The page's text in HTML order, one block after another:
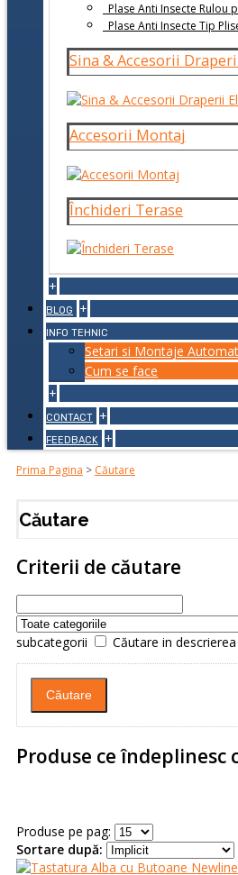
Plase Anti Insecte Rulou
Plase Anti Insecte Tip
Sina & Accesorii
Accesorii Montaj
Închideri Terase
+
BLOG +
INFO TEHNIC
Setari si Montaje
Cum se face
+
CONTACT +
FEEDBACK +
Prima Pagina > Căutare
Căutare
Criterii de căutare
subcategorii
Căutare in
Produse ce îndeplinesc
Produse pe pag:
Sortare după: